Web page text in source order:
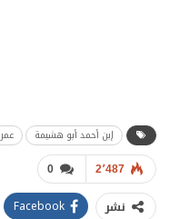
إبن أحمد أبو هشيمة عمر
0 2٬487
نشر Facebook